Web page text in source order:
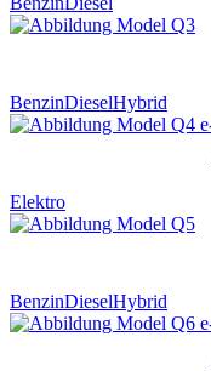
BenzinDieselHybrid
Elektro
BenzinDieselHybrid